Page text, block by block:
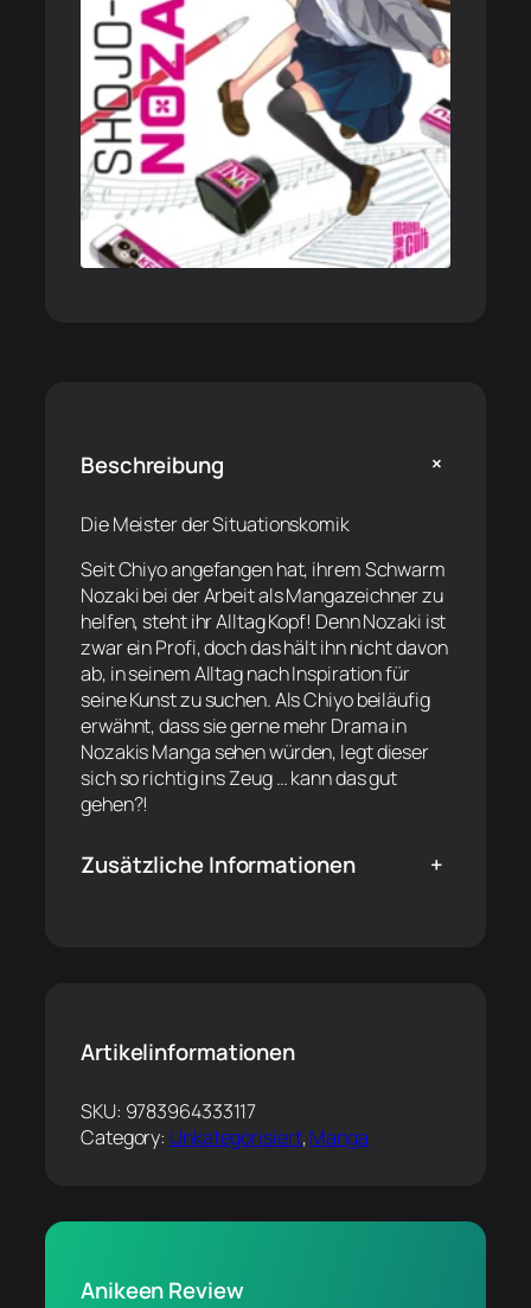
Beschreibung +
Die Meister der Situationskomik
Seit Chiyo angefangen hat, ihrem Schwarm
Nozaki bei der Arbeit als Mangazeichner zu
helfen, steht ihr Alltag Kopf! Denn Nozaki ist
zwar ein Profi, doch das hält ihn nicht davon
ab, in seinem Alltag nach Inspiration für
seine Kunst zu suchen. Als Chiyo beiläufig
erwähnt, dass sie gerne mehr Drama in
Nozakis Manga sehen würden, legt dieser
sich so richtig ins Zeug … kann das gut
gehen?!
Zusätzliche Informationen +
Artikelinformationen
SKU: 9783964333117
Category: Unkategorisiert, Manga
Anikeen Review